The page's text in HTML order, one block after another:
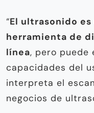
“El ultrasonido
herramienta de
línea, pero puede
capacidades del
interpreta el
negocios de